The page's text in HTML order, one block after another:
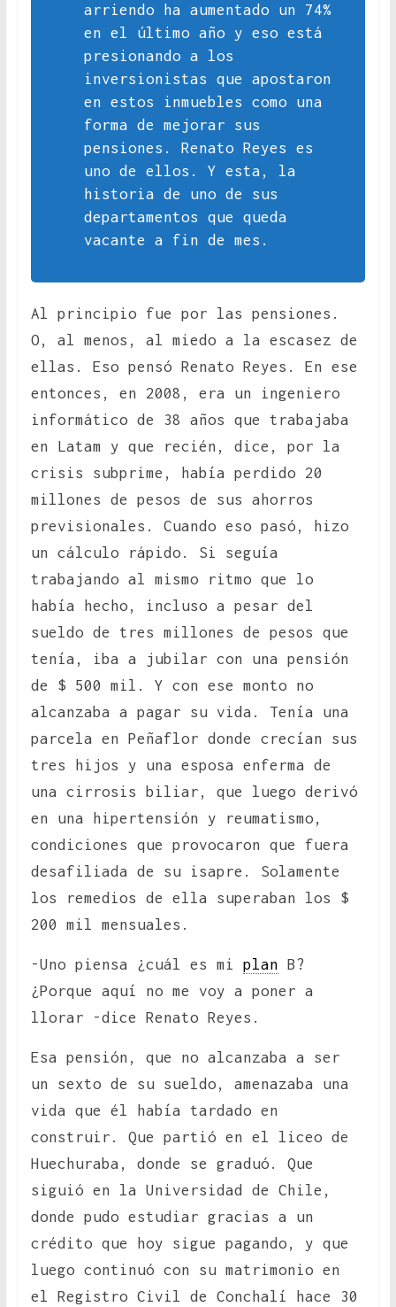
arriendo ha aumentado un 74%
en el último año y eso está
presionando a los
inversionistas que apostaron
en estos inmuebles como una
forma de mejorar sus
pensiones. Renato Reyes es
uno de ellos. Y esta, la
historia de uno de sus
departamentos que queda
vacante a fin de mes.
Al principio fue por las pensiones.
O, al menos, al miedo a la escasez de
ellas. Eso pensó Renato Reyes. En ese
entonces, en 2008, era un ingeniero
informático de 38 años que trabajaba
en Latam y que recién, dice, por la
crisis subprime, había perdido 20
millones de pesos de sus ahorros
previsionales. Cuando eso pasó, hizo
un cálculo rápido. Si seguía
trabajando al mismo ritmo que lo
había hecho, incluso a pesar del
sueldo de tres millones de pesos que
tenía, iba a jubilar con una pensión
de $ 500 mil. Y con ese monto no
alcanzaba a pagar su vida. Tenía una
parcela en Peñaflor donde crecían sus
tres hijos y una esposa enferma de
una cirrosis biliar, que luego derivó
en una hipertensión y reumatismo,
condiciones que provocaron que fuera
desafiliada de su isapre. Solamente
los remedios de ella superaban los $
200 mil mensuales.
-Uno piensa ¿cuál es mi plan B?
¿Porque aquí no me voy a poner a
llorar -dice Renato Reyes.
Esa pensión, que no alcanzaba a ser
un sexto de su sueldo, amenazaba una
vida que él había tardado en
construir. Que partió en el liceo de
Huechuraba, donde se graduó. Que
siguió en la Universidad de Chile,
donde pudo estudiar gracias a un
crédito que hoy sigue pagando, y que
luego continuó con su matrimonio en
el Registro Civil de Conchalí hace 30